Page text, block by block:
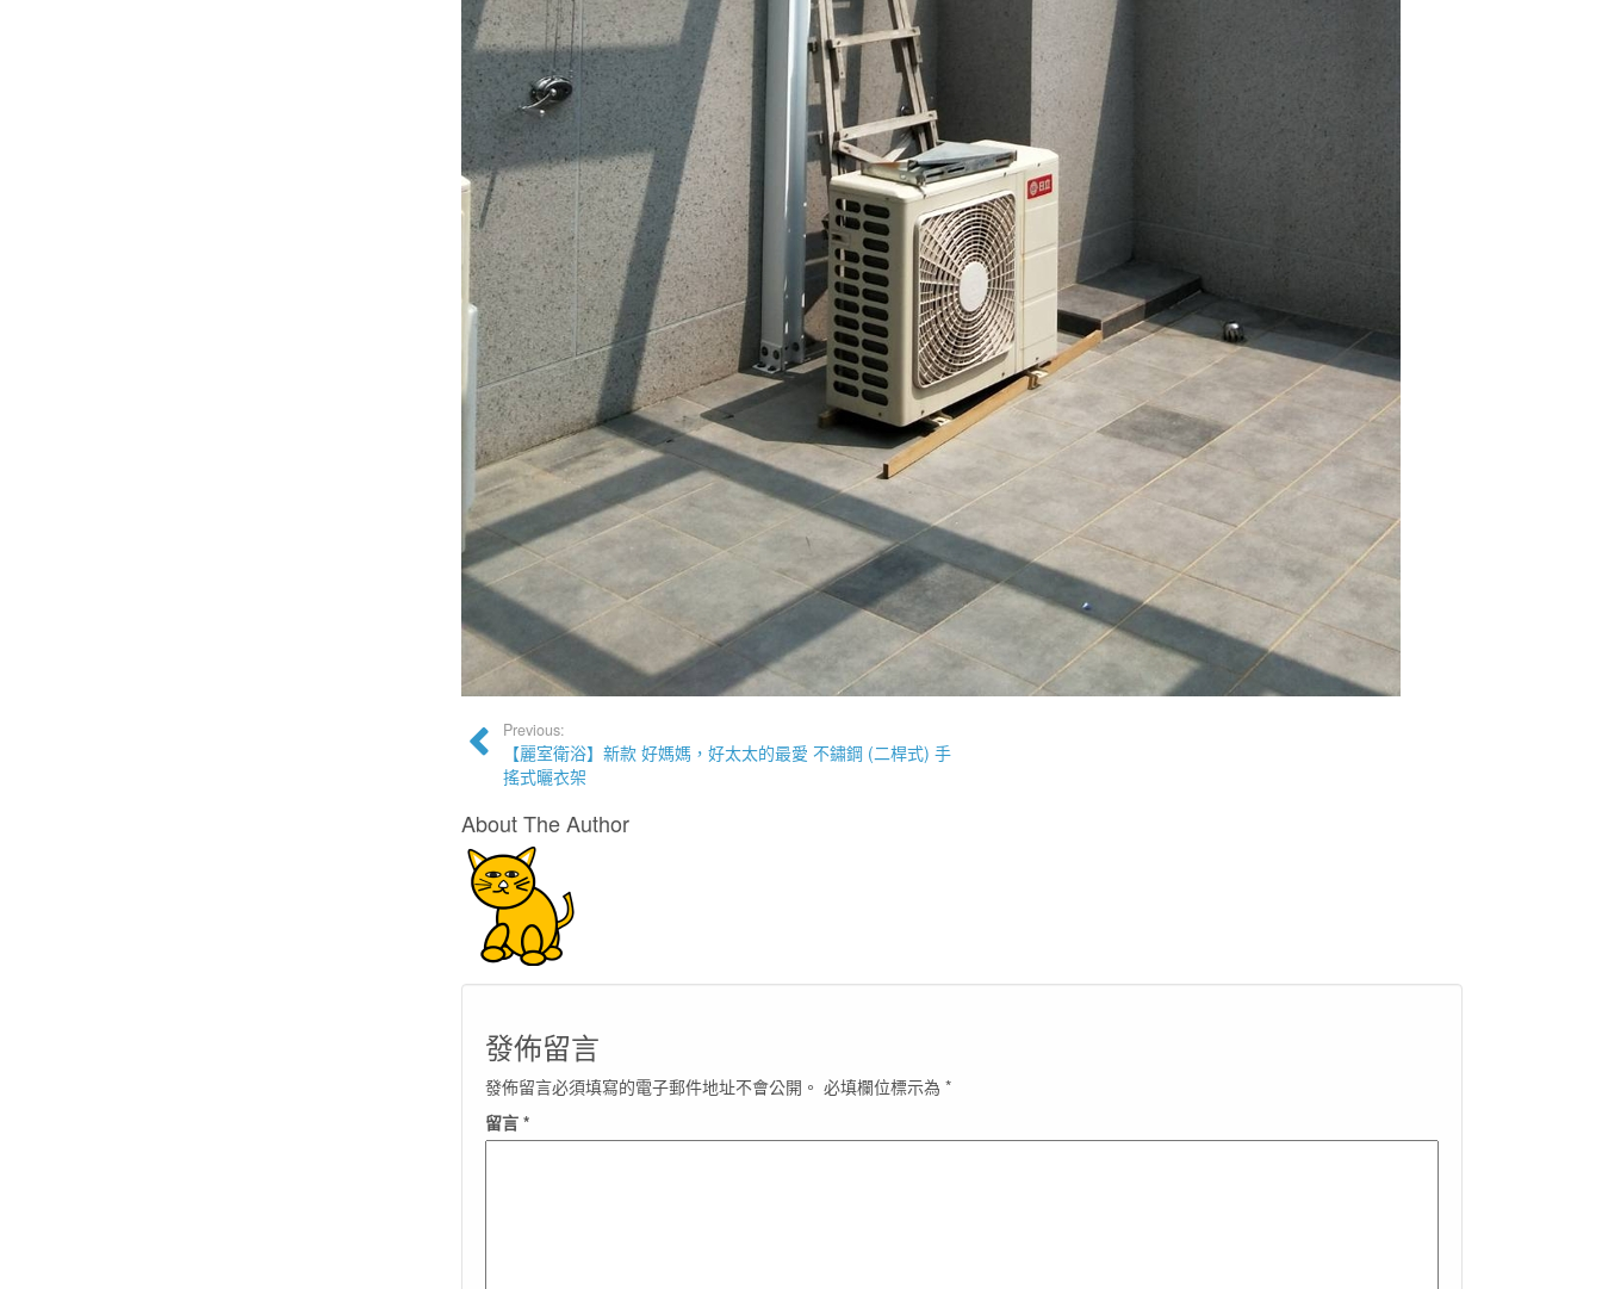
Previous:
【麗室衛浴】新款 好媽媽，好太太的最愛 不鏽鋼 (二桿式) 手
搖式曬衣架
About The Author
發佈留言
發佈留言必須填寫的電子郵件地址不會公開。 必填欄位標示為 *
留言 *